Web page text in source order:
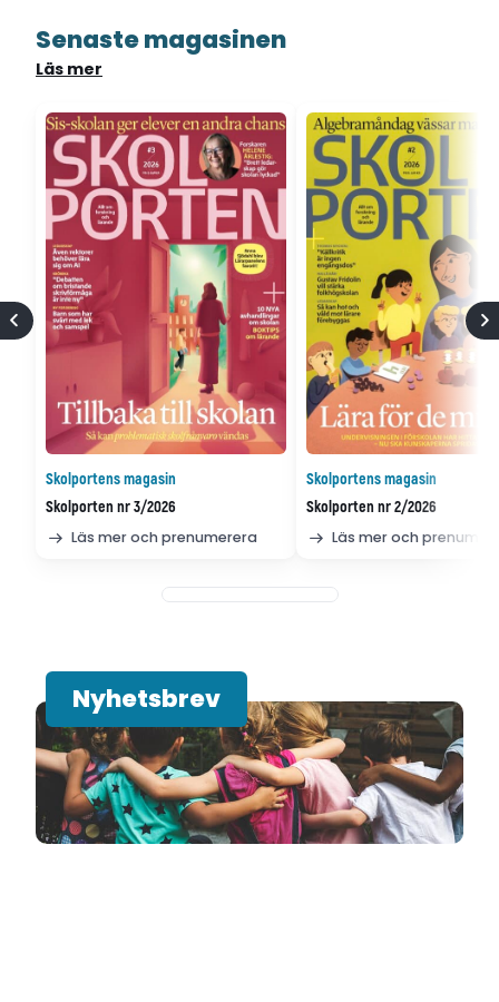
Senaste magasinen
Läs mer
Skolportens magasin
Skolporten nr 3/2026
Läs mer och prenumerera
Skolportens magasin
Skolporten nr 2/2026
Läs mer och
Nyhetsbrev